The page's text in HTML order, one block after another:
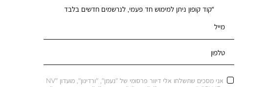
*קוד קופון ניתן למימוש חד פעמי, לנרשמים חדשים בלבד
מייל
טלפון
אני מסכים שתשלחו אלי דיוור פרסומי של "נעמן", "ורדינון", מועדון "NV